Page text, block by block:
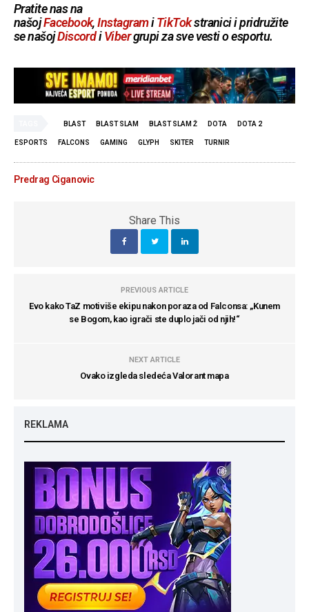
Pratite nas na
našojFacebook,InstagramiTikTokstranici i pridružite
se našojDiscordiVibergrupi za sve vesti o esportu.
BLAST BLAST SLAM BLAST SLAM Ž DOTA DOTA 2
ESPORTS FALCONS GAMING GLYPH SKITER TURNIR
Predrag Ciganovic
Share This
PREVIOUS ARTICLE
Evo kako TaZ motiviše ekipu nakon poraza od Falconsa: „Kunem
se Bogom, kao igrači ste duplo jači od njih!“
NEXT ARTICLE
Ovako izgleda sledeća Valorant mapa
REKLAMA